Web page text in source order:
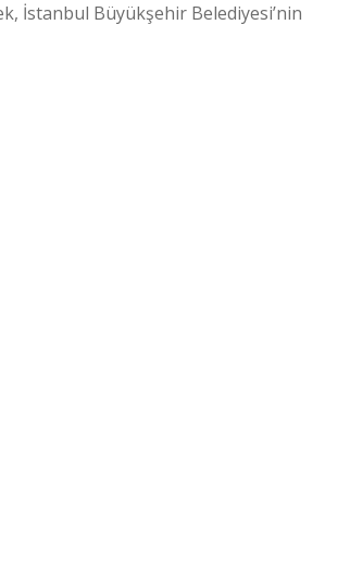
İstanbul Büyükşehir Belediyesi’nin